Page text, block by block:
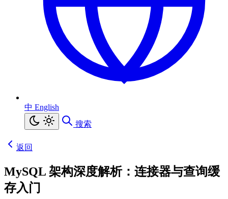
中 English
搜索
返回
MySQL 架构深度解析：连接器与查询缓
存入门